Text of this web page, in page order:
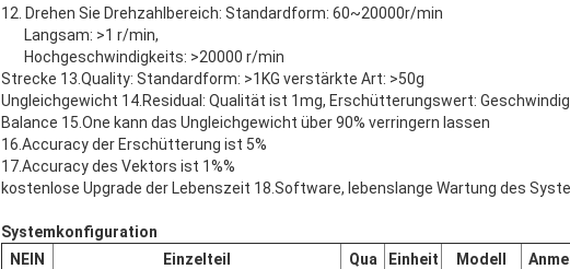
12. Drehen Sie Drehzahlbereich: Standardform: 60~20000r/min
Langsam: >1 r/min,
Hochgeschwindigkeits: >20000 r/min
Strecke 13.Quality: Standardform: >1KG verstärkte Art: >50g
Ungleichgewicht 14.Residual: Qualität ist 1mg, Erschütterungswert:
Balance 15.One kann das Ungleichgewicht über 90% verringern lassen
16.Accuracy der Erschütterung ist 5%
17.Accuracy des Vektors ist 1%%
kostenlose Upgrade der Lebenszeit 18.Software, lebenslange Wartung des
Systemkonfiguration
NEIN
Einzelteil Qua Einheit Modell